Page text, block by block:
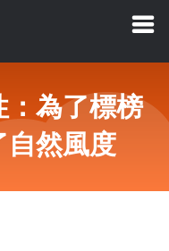
為了標榜
然風度